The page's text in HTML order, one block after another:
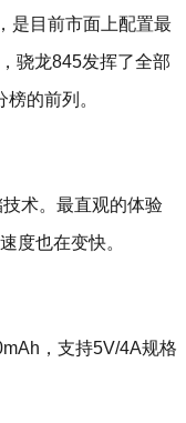
是目前市面上配置最
骁龙845发挥了全部
的前列。
术。最直观的体验
度也在变快。
，支持5V/4A规格